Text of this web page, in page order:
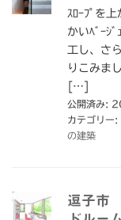
ｽﾛｰﾌﾟを
かいﾍﾞｰｼ
工し、さ
りこみま
[…]
公開済み:
カテゴリー:
の建築
逗子市